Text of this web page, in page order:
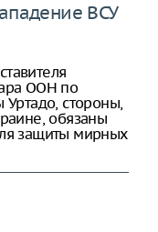
ВСУ
ООН по
стороны,
обязаны
защиты мирных